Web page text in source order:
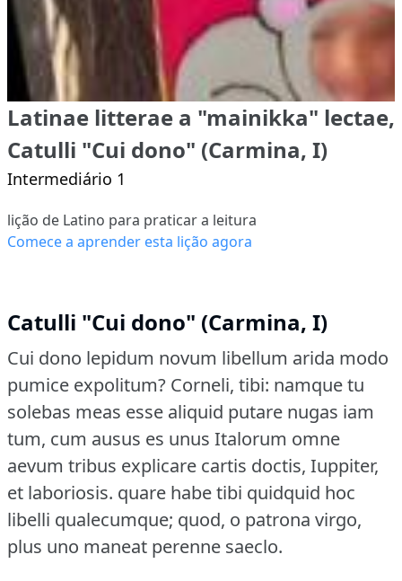
Latinae litterae a "mainikka" lectae,
Catulli "Cui dono" (Carmina, I)
Intermediário 1
lição de Latino para praticar a leitura
Comece a aprender esta lição agora
Catulli "Cui dono" (Carmina, I)
Cui dono lepidum novum libellum arida modo
pumice expolitum? Corneli, tibi: namque tu
solebas meas esse aliquid putare nugas iam
tum, cum ausus es unus Italorum omne
aevum tribus explicare cartis doctis, Iuppiter,
et laboriosis. quare habe tibi quidquid hoc
libelli qualecumque; quod, o patrona virgo,
plus uno maneat perenne saeclo.